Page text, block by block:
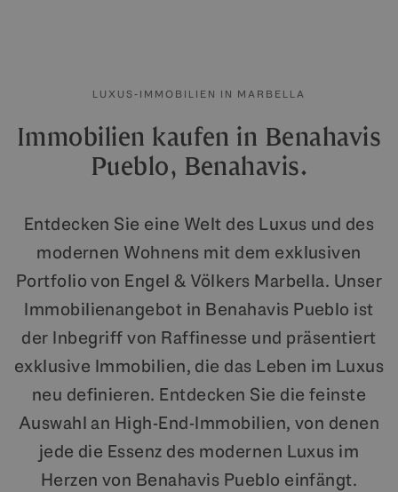
LUXUS-IMMOBILIEN IN MARBELLA
Immobilien kaufen in Benahavis
Pueblo, Benahavis.
Entdecken Sie eine Welt des Luxus und des
modernen Wohnens mit dem exklusiven
Portfolio von Engel & Völkers Marbella. Unser
Immobilienangebot in Benahavis Pueblo ist
der Inbegriff von Raffinesse und präsentiert
exklusive Immobilien, die das Leben im Luxus
neu definieren. Entdecken Sie die feinste
Auswahl an High-End-Immobilien, von denen
jede die Essenz des modernen Luxus im
Herzen von Benahavis Pueblo einfängt.